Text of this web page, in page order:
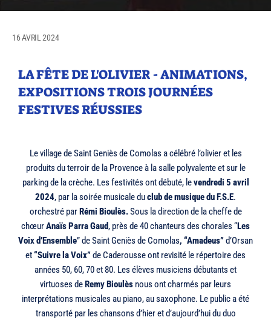
16 AVRIL 2024
LA FÊTE DE L'OLIVIER - ANIMATIONS,
EXPOSITIONS TROIS JOURNÉES
FESTIVES RÉUSSIES
Le village de Saint Geniès de Comolas a célébré l’olivier et les
produits du terroir de la Provence à la salle polyvalente et sur le
parking de la crèche. Les festivités ont débuté, levendredi 5 avril
2024, par la soirée musicale duclub de musique du F.S.E.
orchestré parRémi Bioulès.Sous la direction de la cheffe de
chœurAnaïs Parra Gaud, près de 40 chanteurs des chorales “Les
Voixd’Ensemble” de Saint Geniès de Comolas, “Amadeus”d’Orsan
et“Suivre la Voix”de Caderousse ont revisité le répertoire des
années 50, 60, 70 et 80. Les élèves musiciens débutants et
virtuoses deRemy Bioulès nous ont charmés par leurs
interprétations musicales au piano, au saxophone. Le public a été
transporté par les chansons d’hier et d’aujourd’hui du duo